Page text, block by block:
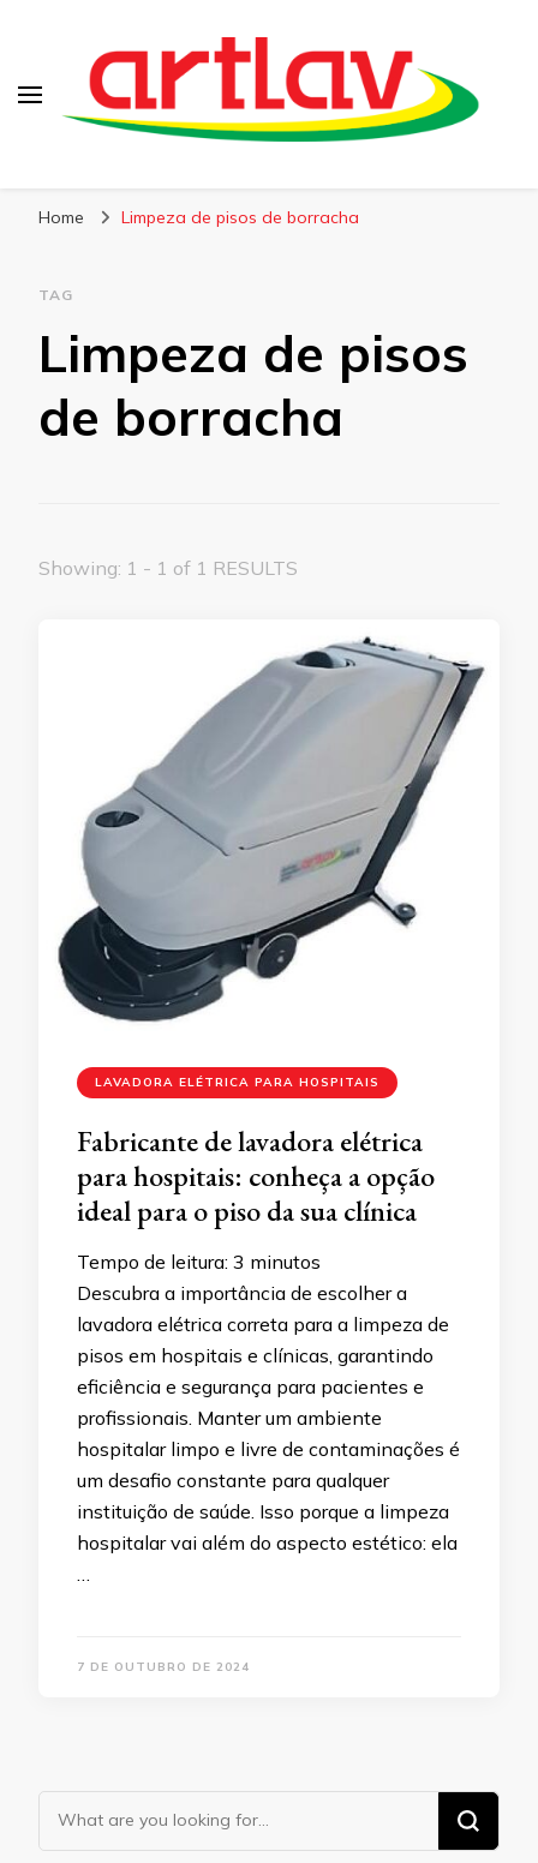
Home Limpeza de pisos de borracha
TAG
Limpeza de pisos
de borracha
Showing: 1 - 1 of 1 RESULTS
LAVADORA ELÉTRICA PARA HOSPITAIS
Fabricante de lavadora elétrica
para hospitais: conheça a opção
ideal para o piso da sua clínica
Tempo de leitura: 3 minutos
Descubra a importância de escolher a
lavadora elétrica correta para a limpeza de
pisos em hospitais e clínicas, garantindo
eficiência e segurança para pacientes e
profissionais. Manter um ambiente
hospitalar limpo e livre de contaminações é
um desafio constante para qualquer
instituição de saúde. Isso porque a limpeza
hospitalar vai além do aspecto estético: ela
…
7 DE OUTUBRO DE 2024
Looking